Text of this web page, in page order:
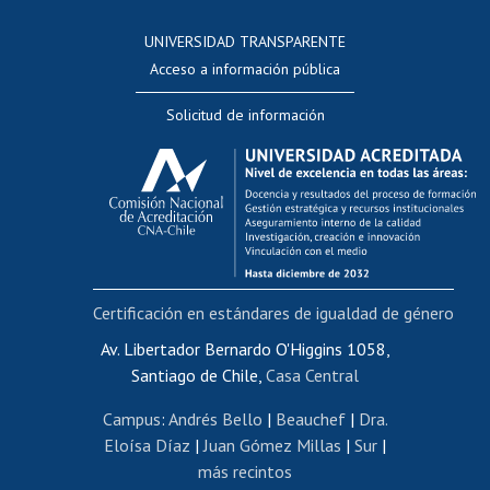
Evaluación docente
Calificación académica
Postulación al AUCAI
Funcionarias/os
Cursos internos de capacitación
Bienestar del personal
Portal de movilidad interna
Certificado de renta
Certificado de renta honorarios
Editar páginas blancas
Extranjeras/os
UNIVERSIDAD TRANSPARENTE
Acceso a información pública
Solicitud de información
Av. Libertador Bernardo O'Higgins 1058,
Santiago de Chile, Casa Central
Campus: Andrés Bello | Beauchef| Dra.
Eloísa Díaz |Juan Gómez Millas | Sur |
más recintos
Certificación en estándares de igualdad de género